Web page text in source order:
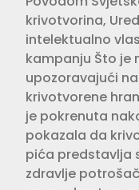
krivotvorina,
intelektualno
kampanju Što je
upozoravajući
krivotvorene
je pokrenuta
pokazala da
pića predstavlja
zdravlje